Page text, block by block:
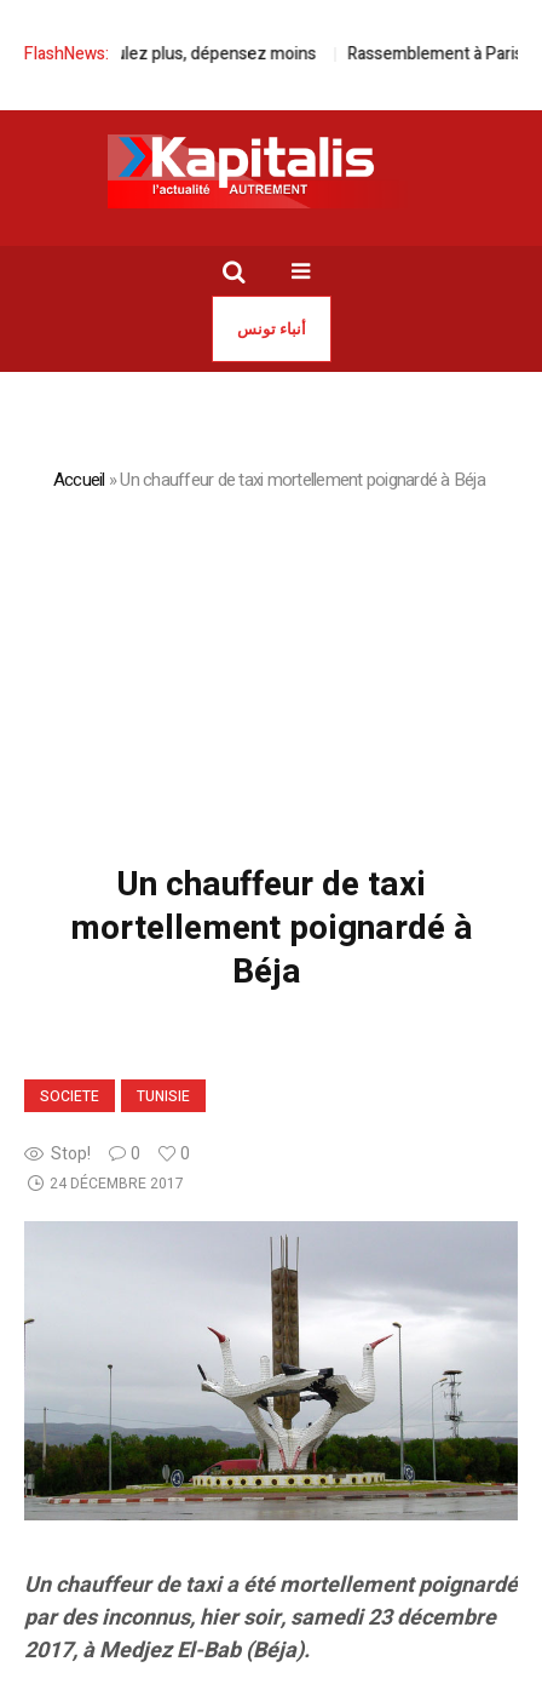
FlashNews:
Kia, roulez plus, dépensez moins Rassemblement à Paris
أنباء تونس
Accueil »Un chauffeur de taxi mortellement poignardé à Béja
Un chauffeur de taxi
mortellement poignardé à
Béja
SOCIETE TUNISIE
Stop! 0 0
24 DÉCEMBRE 2017
Un chauffeur de taxi a été mortellement poignardé
par des inconnus, hier soir, samedi 23 décembre
2017, à Medjez El-Bab (Béja).